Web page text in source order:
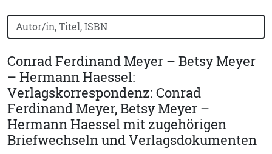
Bücher nach Buchtitel, Autorennamen oder ISBN
Conrad Ferdinand Meyer – Betsy Meyer
– Hermann Haessel:
Verlagskorrespondenz: Conrad
Ferdinand Meyer, Betsy Meyer –
Hermann Haessel mit zugehörigen
Briefwechseln und Verlagsdokumenten